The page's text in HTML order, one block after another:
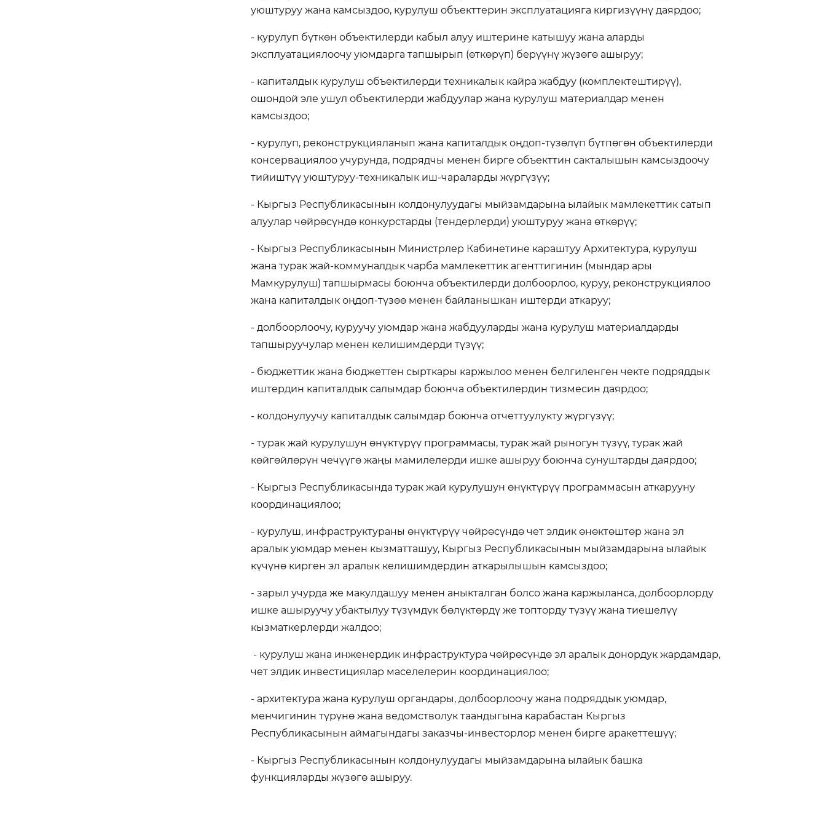
уюштуруу жана камсыздоо, курулуш объекттерин эксплуатацияга киргизүүнү даярдоо;
- курулуп бүткөн объектилерди кабыл алуу иштерине катышуу жана аларды
эксплуатациялоочу уюмдарга тапшырып (өткөрүп) берүүнү жүзөгө ашыруу;
- капиталдык курулуш объектилерди техникалык кайра жабдуу (комплектештирүү),
ошондой эле ушул объектилерди жабдуулар жана курулуш материалдар менен
камсыздоо;
- курулуп, реконструкцияланып жана капиталдык оңдоп-түзөлүп бүтпөгөн объектилерди
консервациялоо учурунда, подрядчы менен бирге объекттин сакталышын камсыздоочу
тийиштүү уюштуруу-техникалык иш-чараларды жүргүзүү;
- Кыргыз Республикасынын колдонулуудагы мыйзамдарына ылайык мамлекеттик сатып
алуулар чөйрөсүндө конкурстарды (тендерлерди) уюштуруу жана өткөрүү;
- Кыргыз Республикасынын Министрлер Кабинетине караштуу Архитектура, курулуш
жана турак жай-коммуналдык чарба мамлекеттик агенттигинин (мындар ары
Мамкурулуш) тапшырмасы боюнча объектилерди долбоорлоо, куруу, реконструкциялоо
жана капиталдык оңдоп-түзөө менен байланышкан иштерди аткаруу;
- долбоорлоочу, куруучу уюмдар жана жабдууларды жана курулуш материалдарды
тапшыруучулар менен келишимдерди түзүү;
- бюджеттик жана бюджеттен сырткары каржылоо менен белгиленген чекте подряддык
иштердин капиталдык салымдар боюнча объектилердин тизмесин даярдоо;
- колдонулуучу капиталдык салымдар боюнча отчеттуулукту жүргүзүү;
- турак жай курулушун өнүктүрүү программасы, турак жай рыногун түзүү, турак жай
көйгөйлөрүн чечүүгө жаңы мамилелерди ишке ашыруу боюнча сунуштарды даярдоо;
- Кыргыз Республикасында турак жай курулушун өнүктүрүү программасын аткарууну
координациялоо;
- курулуш, инфраструктураны өнүктүрүү чөйрөсүндө чет элдик өнөктөштөр жана эл
аралык уюмдар менен кызматташуу, Кыргыз Республикасынын мыйзамдарына ылайык
күчүнө кирген эл аралык келишимдердин аткарылышын камсыздоо;
- зарыл учурда же макулдашуу менен аныкталган болсо жана каржыланса, долбоорлорду
ишке ашыруучу убактылуу түзүмдүк бөлүктөрдү же топторду түзүү жана тиешелүү
кызматкерлерди жалдоо;
- курулуш жана инженердик инфраструктура чөйрөсүндө эл аралык донордук жардамдар,
чет элдик инвестициялар маселелерин координациялоо;
- архитектура жана курулуш органдары, долбоорлоочу жана подряддык уюмдар,
менчигинин түрүнө жана ведомстволук таандыгына карабастан Кыргыз
Республикасынын аймагындагы заказчы-инвесторлор менен бирге аракеттешүү;
- Кыргыз Республикасынын колдонулуудагы мыйзамдарына ылайык башка
функцияларды жүзөгө ашыруу.